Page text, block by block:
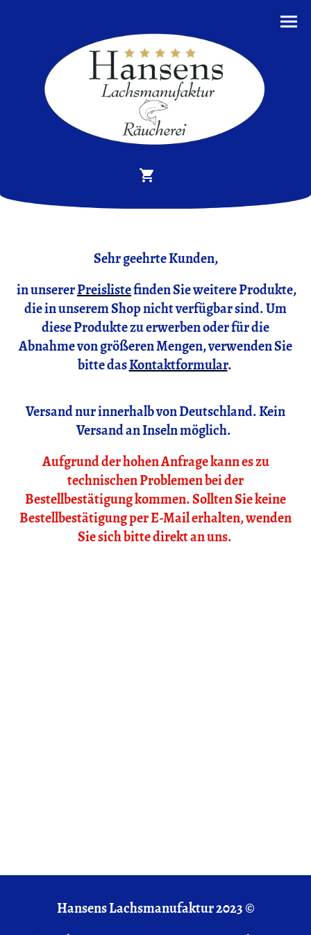
Sehr geehrte Kunden,
in unsererPreislistefinden Sie weitere Produkte,
die in unserem Shop nicht verfügbar sind. Um
diese Produkte zu erwerben oder für die
Abnahme von größeren Mengen, verwenden Sie
bitte dasKontaktformular.
Versand nur innerhalb von Deutschland. Kein
Versand an Inseln möglich.
Aufgrund der hohen Anfrage kann es zu
technischen Problemen bei der
Bestellbestätigung kommen. Sollten Sie keine
Bestellbestätigung per E-Mail erhalten, wenden
Sie sich bitte direkt an uns.
Hansens Lachsmanufaktur 2023 ©